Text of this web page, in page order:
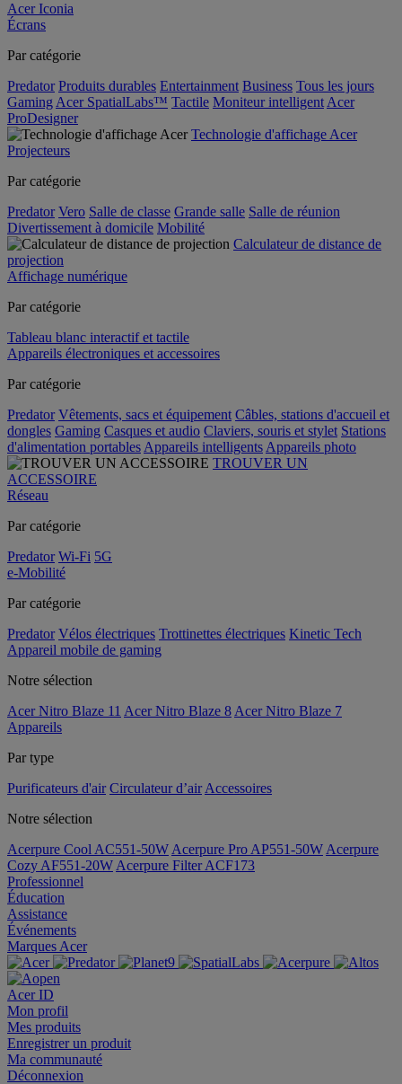
Acer Iconia
Écrans
Par catégorie
Predator Produits durables Entertainment Business Tous les jours
Gaming Acer SpatialLabs™ Tactile Moniteur intelligent Acer
ProDesigner
Technologie d'affichage Acer
Projecteurs
Par catégorie
Predator Vero Salle de classe Grande salle Salle de réunion
Divertissement à domicile Mobilité
Calculateur de distance de
projection
Affichage numérique
Par catégorie
Tableau blanc interactif et tactile
Appareils électroniques et accessoires
Par catégorie
Predator Vêtements, sacs et équipement Câbles, stations d'accueil et
dongles Gaming Casques et audio Claviers, souris et stylet Stations
d'alimentation portables Appareils intelligents Appareils photo
TROUVER UN
ACCESSOIRE
Réseau
Par catégorie
Predator Wi-Fi 5G
e-Mobilité
Par catégorie
Predator Vélos électriques Trottinettes électriques Kinetic Tech
Appareil mobile de gaming
Notre sélection
Acer Nitro Blaze 11 Acer Nitro Blaze 8 Acer Nitro Blaze 7
Appareils
Par type
Purificateurs d'air Circulateur d’air Accessoires
Notre sélection
Acerpure Cool AC551-50W Acerpure Pro AP551-50W Acerpure
Cozy AF551-20W Acerpure Filter ACF173
Professionnel
Éducation
Assistance
Événements
Marques Acer
Acer ID
Mon profil
Mes produits
Enregistrer un produit
Ma communauté
Déconnexion